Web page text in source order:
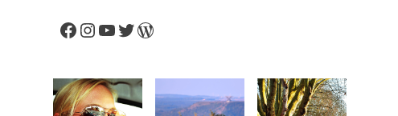
Facebook
Instagram
YouTube
Twitter
WordPress